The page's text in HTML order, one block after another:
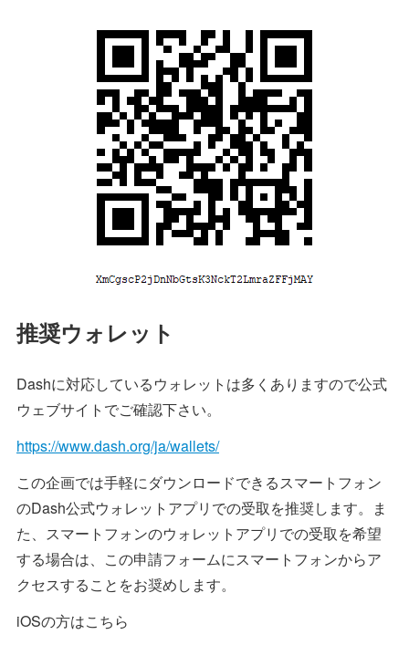
推奨ウォレット
Dashに対応しているウォレットは多くありますので公式
ウェブサイトでご確認下さい。
https://www.dash.org/ja/wallets/
この企画では手軽にダウンロードできるスマートフォン
のDash公式ウォレットアプリでの受取を推奨します。ま
た、スマートフォンのウォレットアプリでの受取を希望
する場合は、この申請フォームにスマートフォンからア
クセスすることをお奨めします。
iOSの方はこちら